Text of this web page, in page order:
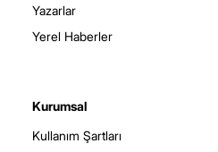
Yazarlar
Yerel Haberler
Kurumsal
Kullanım Şartları